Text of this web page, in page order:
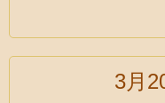
3月